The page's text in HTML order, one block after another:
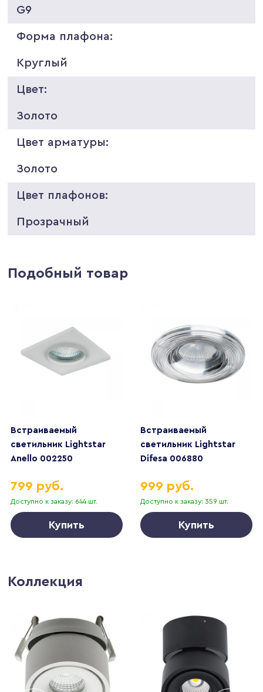
G9
Форма плафона:
Круглый
Цвет:
Золото
Цвет арматуры:
Золото
Цвет плафонов:
Прозрачный
Подобный товар
Встраиваемый
светильник Lightstar
Anello 002250
Доступно к заказу: 644 шт.
799 руб.
Купить
Встраиваемый
светильник Lightstar
Difesa 006880
Доступно к заказу: 359 шт.
999 руб.
Купить
Коллекция